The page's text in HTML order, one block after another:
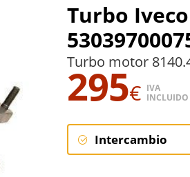
Turbo
Turbo motor
295€ IVA
INCLUIDO
Intercambio